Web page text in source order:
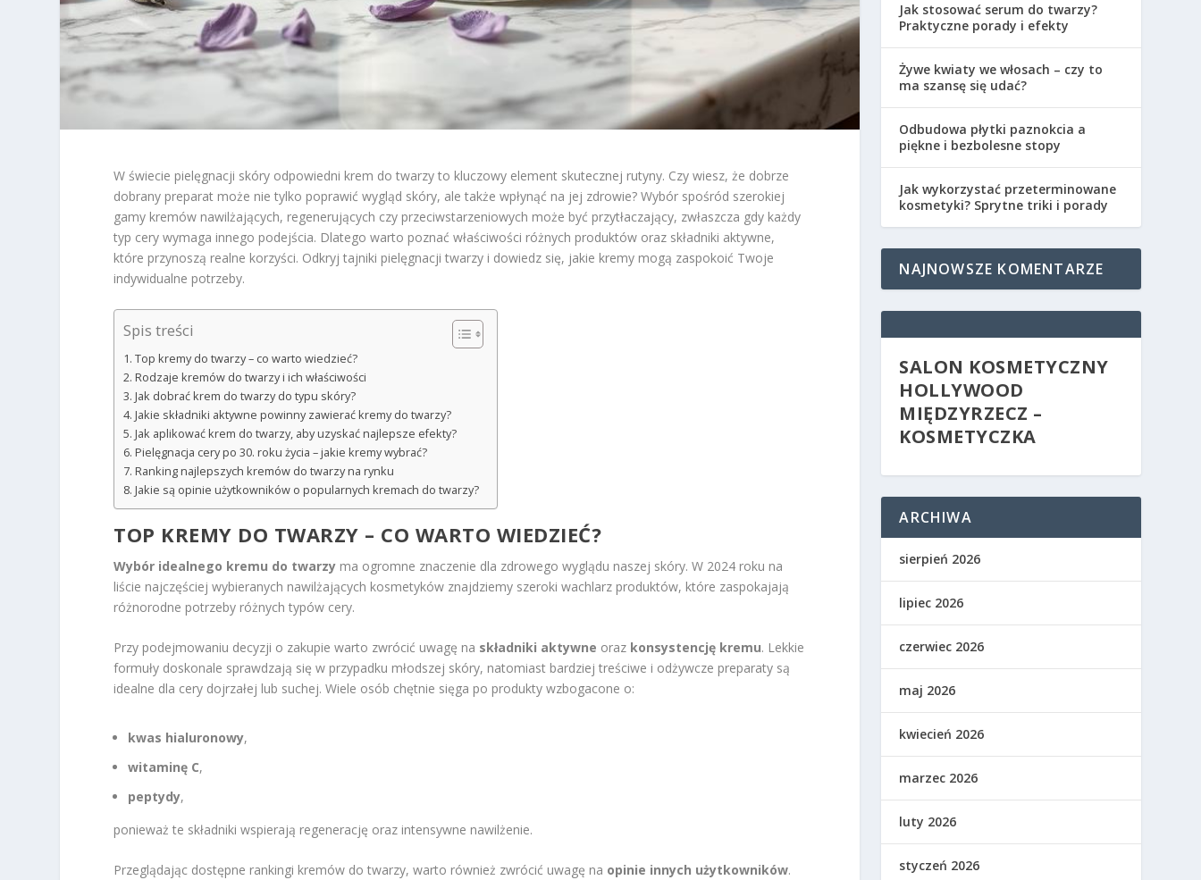
W świecie pielęgnacji skóry odpowiedni krem do twarzy to kluczowy element skutecznej rutyny. Czy wiesz, że dobrze
dobrany preparat może nie tylko poprawić wygląd skóry, ale także wpłynąć na jej zdrowie? Wybór spośród szerokiej
gamy kremów nawilżających, regenerujących czy przeciwstarzeniowych może być przytłaczający, zwłaszcza gdy każdy
typ cery wymaga innego podejścia. Dlatego warto poznać właściwości różnych produktów oraz składniki aktywne,
które przynoszą realne korzyści. Odkryj tajniki pielęgnacji twarzy i dowiedz się, jakie kremy mogą zaspokoić Twoje
indywidualne potrzeby.
Spis treści
Top kremy do twarzy – co warto wiedzieć?
Rodzaje kremów do twarzy i ich właściwości
Jak dobrać krem do twarzy do typu skóry?
Jakie składniki aktywne powinny zawierać kremy do twarzy?
Jak aplikować krem do twarzy, aby uzyskać najlepsze efekty?
Pielęgnacja cery po 30. roku życia – jakie kremy wybrać?
Ranking najlepszych kremów do twarzy na rynku
Jakie są opinie użytkowników o popularnych kremach do twarzy?
TOP KREMY DO TWARZY – CO WARTO WIEDZIEĆ?
Wybór idealnego kremu do twarzy ma ogromne znaczenie dla zdrowego wyglądu naszej skóry. W 2024 roku na
liście najczęściej wybieranych nawilżających kosmetyków znajdziemy szeroki wachlarz produktów, które zaspokajają
różnorodne potrzeby różnych typów cery.
Przy podejmowaniu decyzji o zakupie warto zwrócić uwagę na składniki aktywne oraz konsystencję kremu. Lekkie
formuły doskonale sprawdzają się w przypadku młodszej skóry, natomiast bardziej treściwe i odżywcze preparaty są
idealne dla cery dojrzałej lub suchej. Wiele osób chętnie sięga po produkty wzbogacone o:
kwas hialuronowy,
witaminę C,
peptydy,
ponieważ te składniki wspierają regenerację oraz intensywne nawilżenie.
Przeglądając dostępne rankingi kremów do twarzy, warto również zwrócić uwagę na opinie innych użytkowników.
Jak stosować serum do twarzy?
Praktyczne porady i efekty
Żywe kwiaty we włosach – czy to
ma szansę się udać?
Odbudowa płytki paznokcia a
piękne i bezbolesne stopy
Jak wykorzystać przeterminowane
kosmetyki? Sprytne triki i porady
NAJNOWSZE KOMENTARZE
SALON KOSMETYCZNY
HOLLYWOOD
MIĘDZYRZECZ –
KOSMETYCZKA
ARCHIWA
sierpień 2026
lipiec 2026
czerwiec 2026
maj 2026
kwiecień 2026
marzec 2026
luty 2026
styczeń 2026